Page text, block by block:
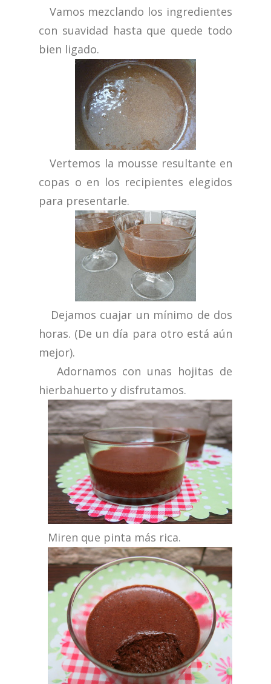
Vamos mezclando los ingredientes
con suavidad hasta que quede todo
bien ligado.
Vertemos la mousse resultante en
copas o en los recipientes elegidos
para presentarle.
Dejamos cuajar un mínimo de dos
horas. (De un día para otro está aún
mejor).
Adornamos con unas hojitas de
hierbahuerto y disfrutamos.
Miren que pinta más rica.